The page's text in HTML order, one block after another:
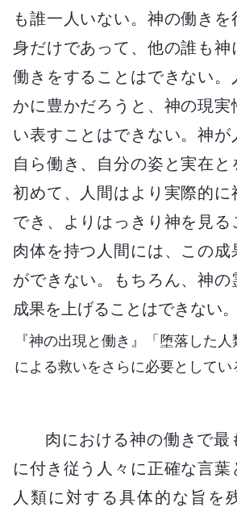
も誰一人いない。神の働きを
身だけであって、他の誰も神
働きをすることはできない。
かに豊かだろうと、神の現
い表すことはできない。神
自ら働き、自分の姿と実在と
初めて、人間はより実際的に
でき、よりはっきり神を見る
肉体を持つ人間には、この成
ができない。もちろん、神の
成果を上げることはできない。
『神の出現と働き』「堕落した
による救いをさらに必要として
肉における神の働きで最
に付き従う人々に正確な言葉
人類に対する具体的な旨を